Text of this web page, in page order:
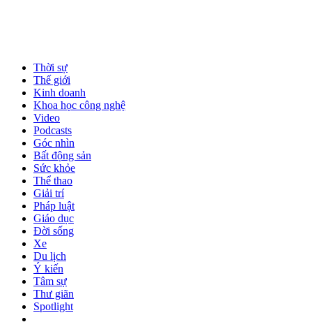
Thời sự
Thế giới
Kinh doanh
Khoa học công nghệ
Video
Podcasts
Góc nhìn
Bất động sản
Sức khỏe
Thể thao
Giải trí
Pháp luật
Giáo dục
Đời sống
Xe
Du lịch
Ý kiến
Tâm sự
Thư giãn
Spotlight